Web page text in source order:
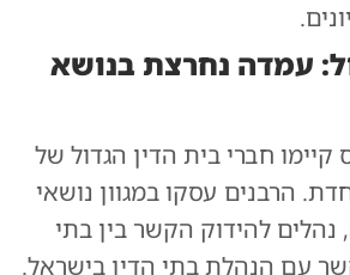
עמדה נחרצת בנושא
חברי בית הדין הגדול של
הרבנים עסקו במגוון נושאי
נהלים להידוק הקשר בין בתי
עם הנהלת בתי הדין בישראל.